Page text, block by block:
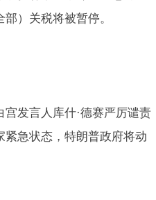
）关税将被暂停。
发言人库什·德赛严厉谴责
急状态，特朗普政府将动